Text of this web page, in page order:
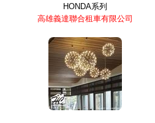
HONDA系列
高雄義達聯合租車有限公司